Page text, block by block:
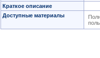
Краткое описание
Доступные материалы